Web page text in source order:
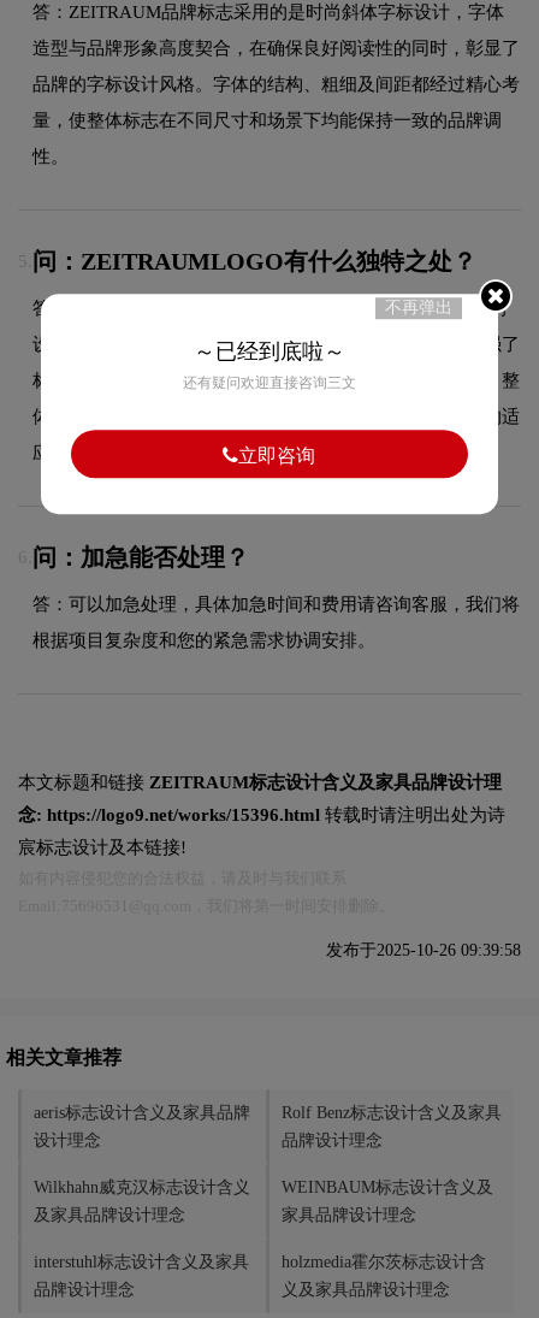
答：ZEITRAUM品牌标志采用的是时尚斜体字标设计，字体
造型与品牌形象高度契合，在确保良好阅读性的同时，彰显了
品牌的字标设计风格。字体的结构、粗细及间距都经过精心考
量，使整体标志在不同尺寸和场景下均能保持一致的品牌调
性。
5. 问：ZEITRAUMLOGO有什么独特之处？
答：ZEITRAUM品牌标志的最大特色在于ZEITRAUM反白的
设计运用，这一视觉元素与品牌品牌属性紧密结合，既增强了
标志的视觉冲击力和记忆度，也使品牌形象更加鲜明突出。整
体设计在保持字标风格的同时，兼顾了在不同应用场景下的适
应性和可识别性。
6. 问：加急能否处理？
答：可以加急处理，具体加急时间和费用请咨询客服，我们将
根据项目复杂度和您的紧急需求协调安排。
本文标题和链接 ZEITRAUM标志设计含义及家具品牌设计理
念: https://logo9.net/works/15396.html 转载时请注明出处为诗
宸标志设计及本链接!
发布于2025-10-26 09:39:58
相关文章推荐
aeris标志设计含义及家具品牌
设计理念
Rolf Benz标志设计含义及家具
品牌设计理念
Wilkhahn威克汉标志设计含义
及家具品牌设计理念
WEINBAUM标志设计含义及
家具品牌设计理念
interstuhl标志设计含义及家具
品牌设计理念
holzmedia霍尔茨标志设计含
义及家具品牌设计理念
不再弹出
～已经到底啦～
还有疑问欢迎直接咨询三文
立即咨询